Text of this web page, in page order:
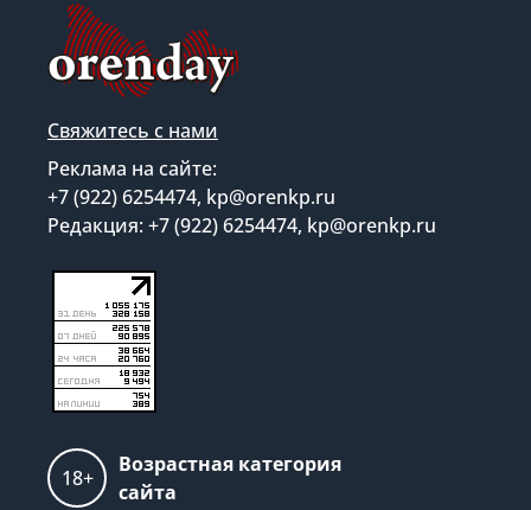
Свяжитесь с нами
Реклама на сайте:
+7 (922) 6254474, kp@orenkp.ru
Редакция: +7 (922) 6254474, kp@orenkp.ru
18+
Возрастная категория
сайта